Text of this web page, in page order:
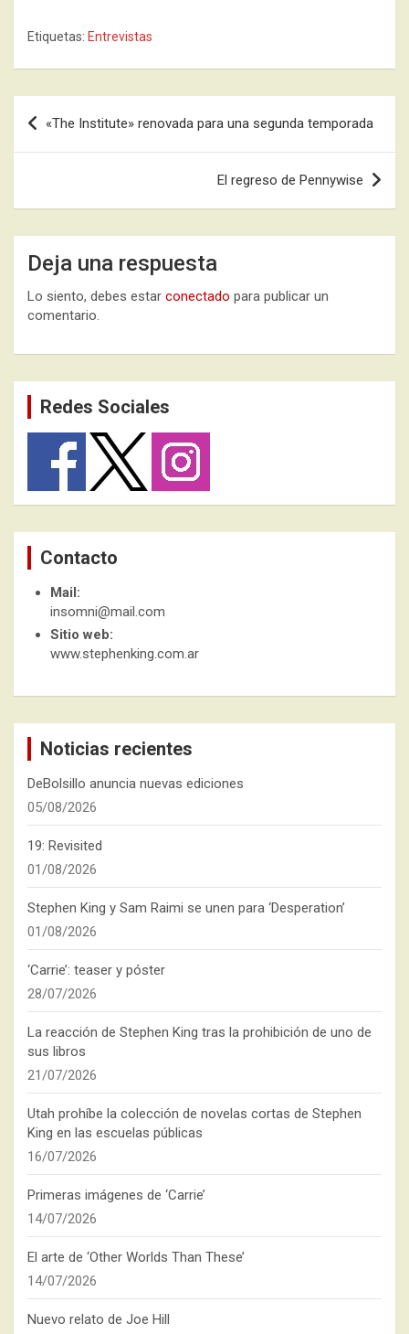
Etiquetas: Entrevistas
Navegación
de
«The Institute» renovada para una segunda temporada
El regreso de Pennywise
Deja una respuesta
Lo siento, debes estar conectado para publicar un
comentario.
Redes Sociales
Contacto
Mail:
insomni@mail.com
Sitio web:
www.stephenking.com.ar
Noticias recientes
DeBolsillo anuncia nuevas ediciones
05/08/2026
19: Revisited
01/08/2026
Stephen King y Sam Raimi se unen para ‘Desperation’
01/08/2026
‘Carrie’: teaser y póster
28/07/2026
La reacción de Stephen King tras la prohibición de uno de
sus libros
21/07/2026
Utah prohíbe la colección de novelas cortas de Stephen
King en las escuelas públicas
16/07/2026
Primeras imágenes de ‘Carrie’
14/07/2026
El arte de ‘Other Worlds Than These’
14/07/2026
Nuevo relato de Joe Hill